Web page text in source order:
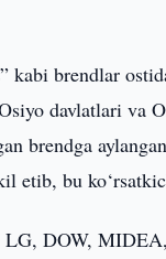
kabi brendlar
davlatlari va
brendga
etib, bu
DOW,